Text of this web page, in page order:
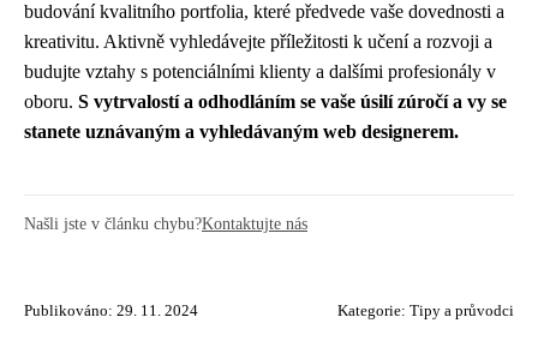
budování kvalitního portfolia, které předvede vaše dovednosti a
kreativitu. Aktivně vyhledávejte příležitosti k učení a rozvoji a
budujte vztahy s potenciálními klienty a dalšími profesionály v
oboru. S vytrvalostí a odhodláním se vaše úsilí zúročí a vy se
stanete uznávaným a vyhledávaným web designerem.
Našli jste v článku chybu?Kontaktujte nás
Publikováno: 29. 11. 2024 Kategorie: Tipy a průvodci